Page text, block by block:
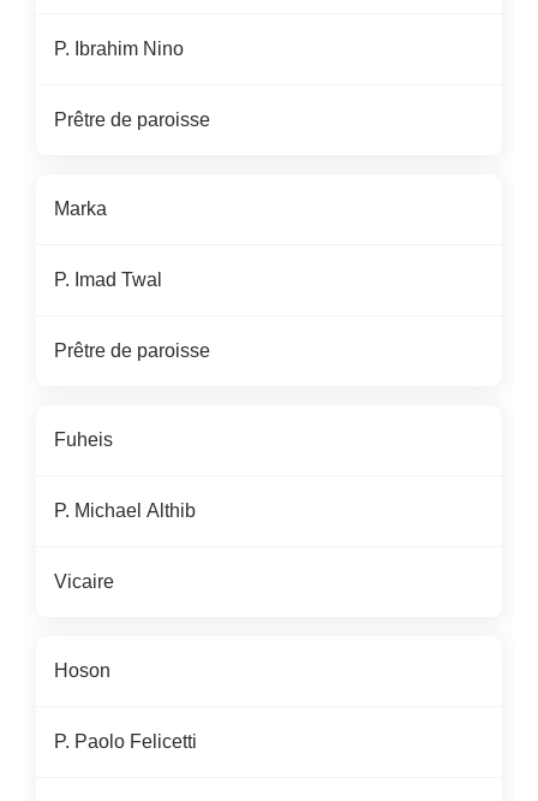
P.Ibrahim Nino
Prêtre de paroisse
Marka
P. Imad Twal
Prêtre de paroisse
Fuheis
P.MichaelAlthib
Vicaire
Hoson
P.Paolo Felicetti